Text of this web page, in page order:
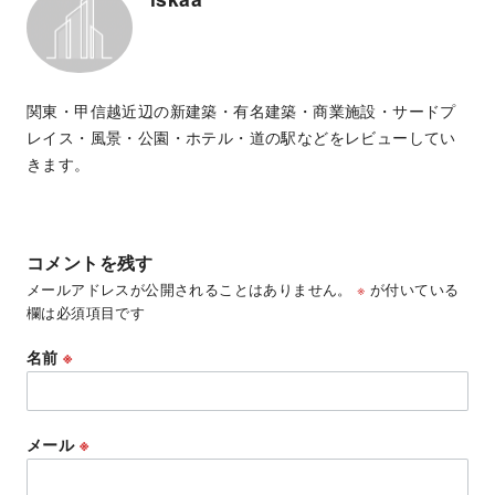
関東・甲信越近辺の新建築・有名建築・商業施設・サードプ
レイス・風景・公園・ホテル・道の駅などをレビューしてい
きます。
コメントを残す
メールアドレスが公開されることはありません。 ※ が付いている
欄は必須項目です
名前※
メール ※